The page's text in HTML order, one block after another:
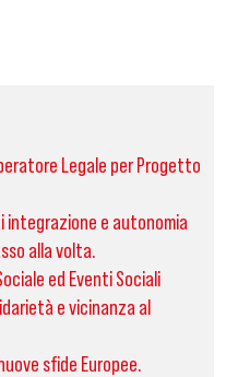
Legale per Progetto
integrazione e autonomia
alla volta.
ed Eventi Sociali
e vicinanza al
sfide Europee.